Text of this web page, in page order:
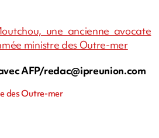
une ancienne avocate
ministre des Outre-mer
AFP/redac@ipreunion.com
des Outre-mer